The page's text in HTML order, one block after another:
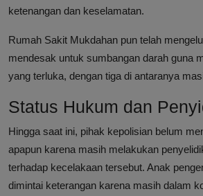
ketenangan dan keselamatan.
Rumah Sakit Mukdahan pun telah
mendesak untuk sumbangan darah guna
yang terluka, dengan tiga di antaranya
Status Hukum dan
Hingga saat ini, pihak kepolisian belum
apapun karena masih melakukan
terhadap kecelakaan tersebut. Anak
dimintai keterangan karena masih dalam